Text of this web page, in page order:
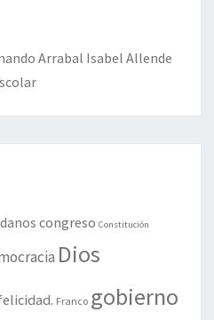
Arrabal Isabel Allende
congreso Constitución
Dios
Franco gobierno